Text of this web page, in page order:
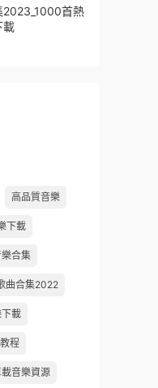
2023_1000首熱
載
高品質音樂
下載
合集
曲合集2022
載
程
音樂資源